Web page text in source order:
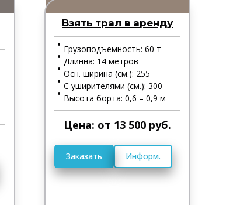
Взять трал в аренду
Грузоподъемность: 60 т
Длинна: 14 метров
Осн. ширина (см.): 255
С уширителями (см.): 300
Высота борта: 0,6 – 0,9 м
Цена: от 13 500 руб.
Заказать Информ.